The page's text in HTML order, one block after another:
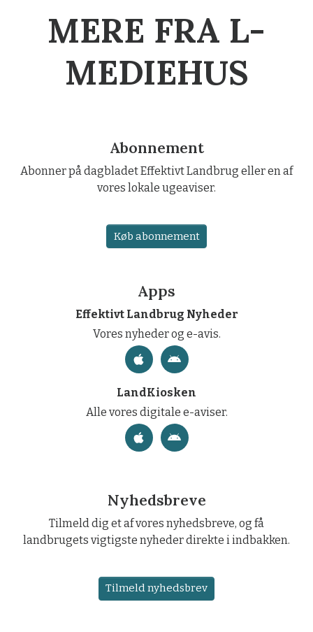
MERE FRA L-
MEDIEHUS
Abonnement
Abonner på dagbladet Effektivt Landbrug eller en af
vores lokale ugeaviser.
Køb abonnement
Apps
Effektivt Landbrug Nyheder
Vores nyheder og e-avis.
LandKiosken
Alle vores digitale e-aviser.
Nyhedsbreve
Tilmeld dig et af vores nyhedsbreve, og få
landbrugets vigtigste nyheder direkte i indbakken.
Tilmeld nyhedsbrev